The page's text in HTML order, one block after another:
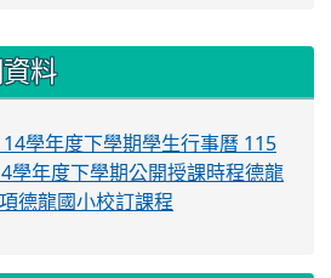
料
學年度下學期學生行事曆 115
學年度下學期公開授課時程德龍
德龍國小校訂課程